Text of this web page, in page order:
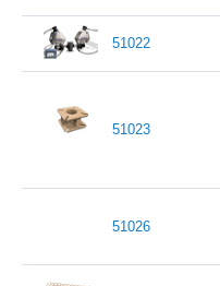
51022
51023
51026